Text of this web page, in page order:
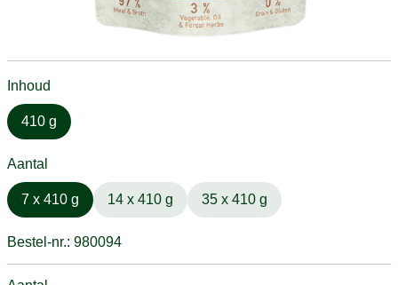
Inhoud
410 g
Aantal
7 x 410 g 14 x 410 g 35 x 410 g
Bestel-nr.: 980094